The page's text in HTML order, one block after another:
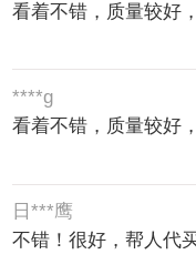
看着不错，质量较好
****g
看着不错，质量较好
日***鹰
不错！很好，帮人代买